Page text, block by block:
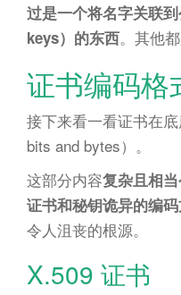
过是一个将名字关联
keys）的东西。其他
证书编码格
接下来看一看证书在
bits and bytes）。
这部分内容复杂且相
证书和秘钥诡异的编
令人沮丧的根源。
X.509 证书